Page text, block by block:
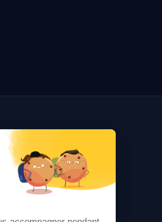
web sur mesure.
API - de la